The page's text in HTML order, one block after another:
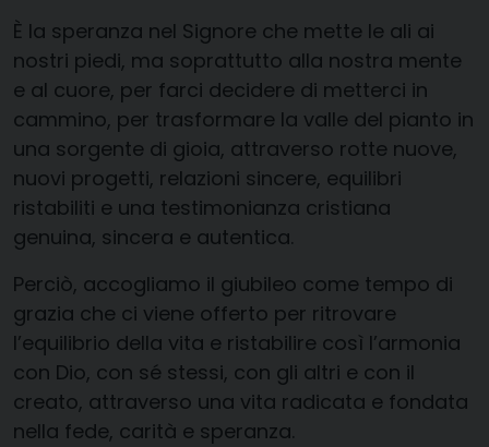
È la speranza nel Signore che mette le ali ai
nostri piedi, ma soprattutto alla nostra mente
e al cuore, per farci decidere di metterci in
cammino, per trasformare la valle del pianto in
una sorgente di gioia, attraverso rotte nuove,
nuovi progetti, relazioni sincere, equilibri
ristabiliti e una testimonianza cristiana
genuina, sincera e autentica.
Perciò, accogliamo il giubileo come tempo di
grazia che ci viene offerto per ritrovare
l’equilibrio della vita e ristabilire così l’armonia
con Dio, con sé stessi, con gli altri e con il
creato, attraverso una vita radicata e fondata
nella fede, carità e speranza.